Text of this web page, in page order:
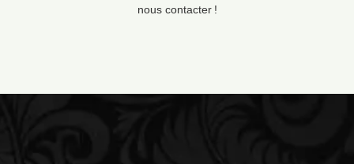
nous contacter !